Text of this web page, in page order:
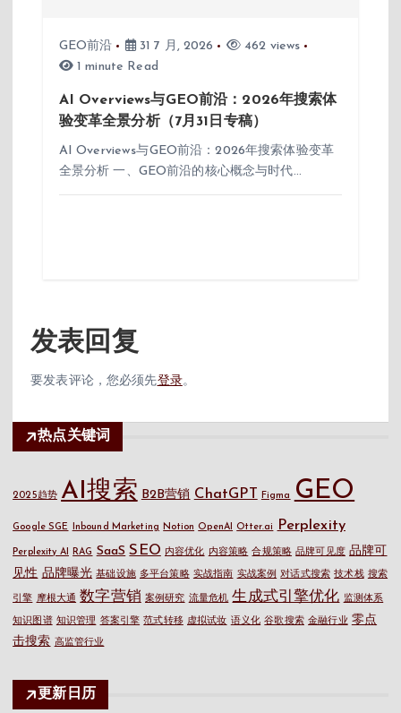
GEO前沿 31 7 月, 2026
462 views
1 minute Read
AI Overviews与GEO前沿：2026年搜索体
验变革全景分析（7月31日专稿）
AI Overviews与GEO前沿：2026年搜索体验变革
全景分析 一、GEO前沿的核心概念与时代…
发表回复
要发表评论，您必须先登录。
热点关键词
2025趋势 AI搜索 B2B营销 ChatGPT Figma GEO
Google SGE Inbound Marketing Notion OpenAI Otter.ai Perplexity
Perplexity AI RAG SaaS SEO 内容优化 内容策略 合规策略 品牌可见度 品牌可
见性 品牌曝光 基础设施 多平台策略 实战指南 实战案例 对话式搜索 技术栈 搜索
引擎 摩根大通 数字营销 案例研究 流量危机 生成式引擎优化 监测体系
知识图谱 知识管理 答案引擎 范式转移 虚拟试妆 语义化 谷歌搜索 金融行业 零点
击搜索 高监管行业
更新日历